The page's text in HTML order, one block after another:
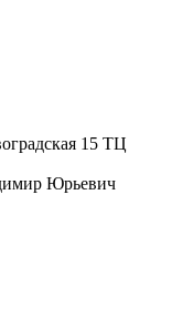
15 ТЦ
Юрьевич